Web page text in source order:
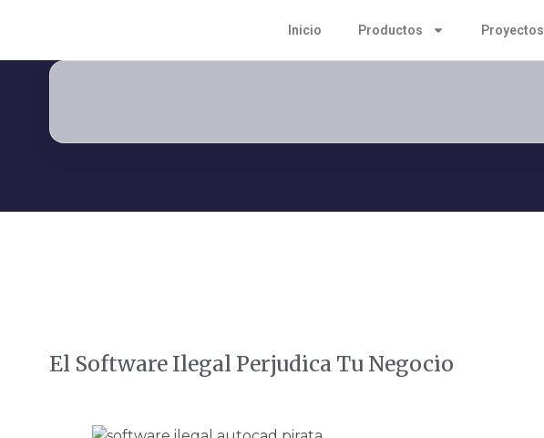
Inicio Productos Proyectos
El Software Ilegal Perjudica Tu Negocio